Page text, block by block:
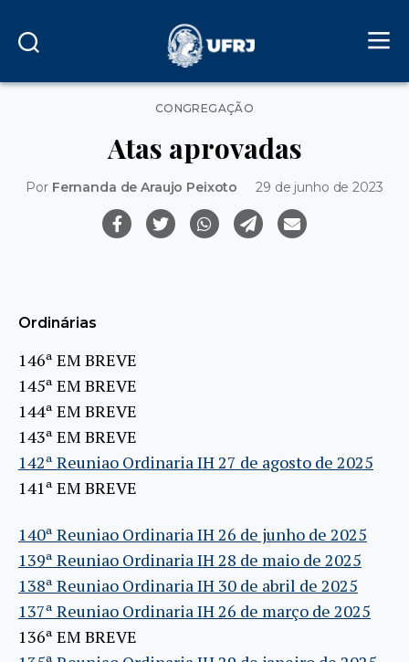
Categorias
CONGREGAÇÃO
Atas aprovadas
Por Fernanda de Araujo Peixoto 29 de junho de 2023
Ordinárias
146ª EM BREVE
145ª EM BREVE
144ª EM BREVE
143ª EM BREVE
142ª Reuniao Ordinaria IH 27 de agosto de 2025
141ª EM BREVE
140ª Reuniao Ordinaria IH 26 de junho de 2025
139ª Reuniao Ordinaria IH 28 de maio de 2025
138ª Reuniao Ordinaria IH 30 de abril de 2025
137ª Reuniao Ordinaria IH 26 de março de 2025
136ª EM BREVE